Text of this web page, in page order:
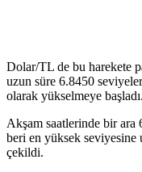
Dolar/TL de bu harekete
uzun süre 6.8450
olarak yükselmeye başladı.
Akşam saatlerinde bir ara
beri en yüksek seviyesine
çekildi.